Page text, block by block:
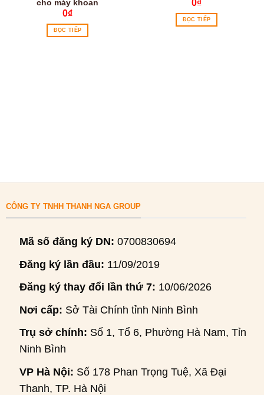
cho máy khoan
0₫
ĐỌC TIẾP
0₫
ĐỌC TIẾP
CÔNG TY TNHH THANH NGA GROUP
Mã số đăng ký DN: 0700830694
Đăng ký lần đầu: 11/09/2019
Đăng ký thay đổi lần thứ 7: 10/06/2026
Nơi cấp: Sở Tài Chính tỉnh Ninh Bình
Trụ sở chính: Số 1, Tổ 6, Phường Hà Nam, Tỉnh
Ninh Bình
VP Hà Nội: Số 178 Phan Trọng Tuệ, Xã Đại
Thanh, TP. Hà Nội